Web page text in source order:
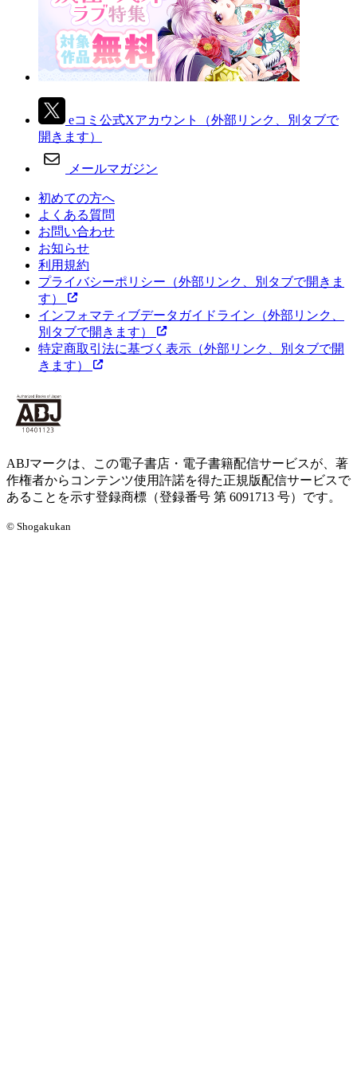
eコミ公式Xアカウント
（外部リンク、別タブで
開きます）
メールマガジン
初めての方へ
よくある質問
お問い合わせ
お知らせ
利用規約
プライバシーポリシー （外部リンク、別タブで開きま
す）
インフォマティブデータガイドライン （外部リンク、
別タブで開きます）
特定商取引法に基づく表示 （外部リンク、別タブで開
きます）
ABJマークは、この電子書店・電子書籍配信サービスが、著
作権者からコンテンツ使用許諾を得た正規版配信サービスで
あることを示す登録商標（登録番号 第 6091713 号）です。
© Shogakukan